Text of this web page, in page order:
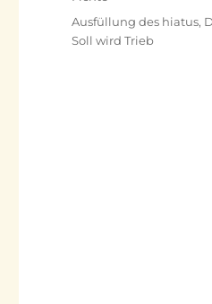
Schlagwörter
Ausfüllung des hiatus,
Soll wird Trieb